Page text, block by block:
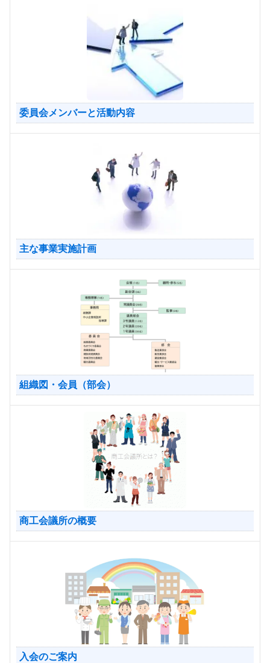
委員会メンバーと活動内容
主な事業実施計画
組織図・会員（部会）
商工会議所の概要
入会のご案内